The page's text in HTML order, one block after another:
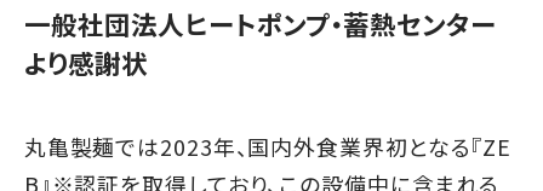
一般社団法人ヒートポンプ・蓄熱センター
より感謝状
丸亀製麺では2023年、国内外食業界初となる『ZE
B』※認証を取得しており、この設備中に含まれる